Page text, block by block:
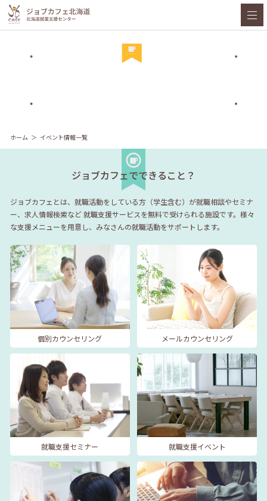
ホーム イベント情報一覧
ジョブカフェでできること？
ジョブカフェとは、就職活動をしている方（学生含む）が就職相談やセミナ
ー、求人情報検索など就職支援サービスを無料で受けられる施設です。様々
な支援メニューを用意し、みなさんの就職活動をサポートします。
個別カウンセリング メールカウンセリング
就職支援セミナー 就職支援イベント